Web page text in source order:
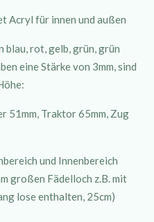
Acryl für innen und außen
blau, rot, gelb, grün, grün
eine Stärke von 3mm, sind
51mm, Traktor 65mm, Zug
und Innenbereich
großen Fädelloch z.B. mit
lose enthalten, 25cm)